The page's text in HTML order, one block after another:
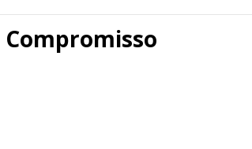
Compromisso